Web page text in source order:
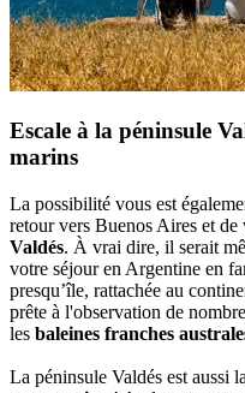
Escale à la péninsule
marins
La possibilité vous est
retour vers Buenos Aires et de
Valdés. À vrai dire, il serait
votre séjour en Argentine en
presqu’île, rattachée au
prête à l'observation de
les baleines franches
La péninsule Valdés est aussi